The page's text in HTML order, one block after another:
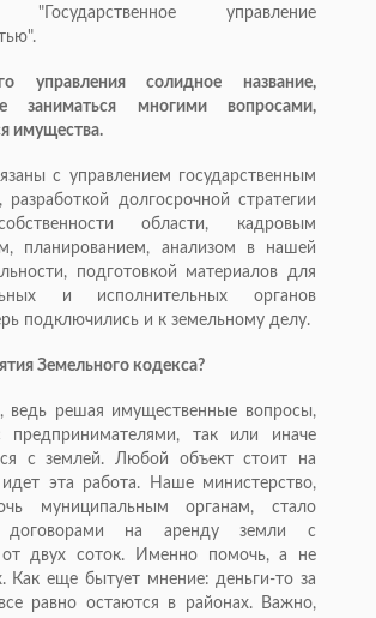
"Государственное управление
солидное название,
заниматься многими вопросами,
имущества.
с управлением государственным
долгосрочной стратегии
области, кадровым
планированием, анализом в нашей
подготовкой материалов для
и исполнительных органов
подключились и к земельному делу.
Земельного кодекса?
ведь решая имущественные вопросы,
предпринимателями, так или иначе
с землей. Любой объект стоит на
эта работа. Наше министерство,
муниципальным органам, стало
договорами на аренду земли с
двух соток. Именно помочь, а не
Как еще бытует мнение: деньги-то за
равно остаются в районах. Важно,